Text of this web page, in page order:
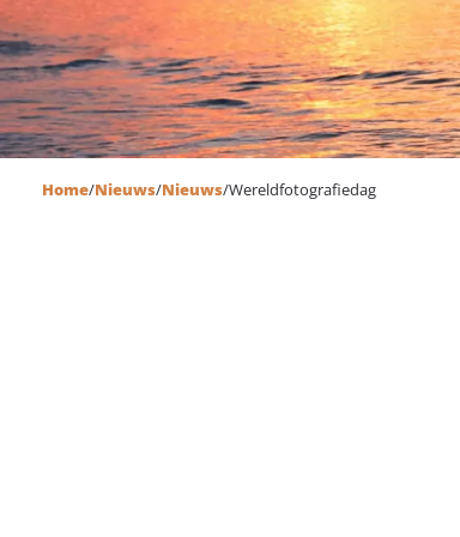
Home/Nieuws/Nieuws/Wereldfotografiedag